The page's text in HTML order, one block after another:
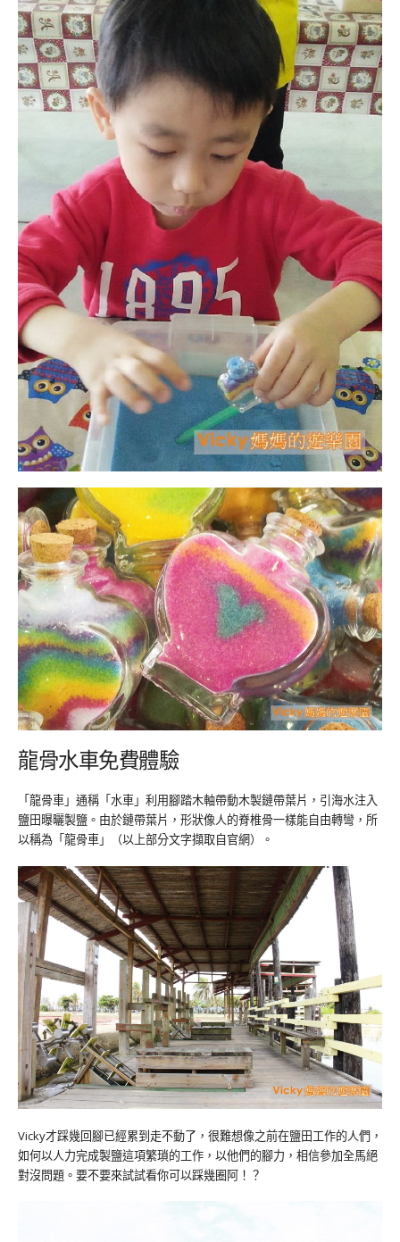
龍骨水車免費體驗
「龍骨車」通稱「水車」利用腳踏木軸帶動木製鏈帶葉片，引海水注入
鹽田曝曬製鹽。由於鏈帶葉片，形狀像人的脊椎骨一樣能自由轉彎，所
以稱為「龍骨車」（以上部分文字擷取自官網）。
Vicky才踩幾回腳已經累到走不動了，很難想像之前在鹽田工作的人們，
如何以人力完成製鹽這項繁瑣的工作，以他們的腳力，相信參加全馬絕
對沒問題。要不要來試試看你可以踩幾圈阿！？